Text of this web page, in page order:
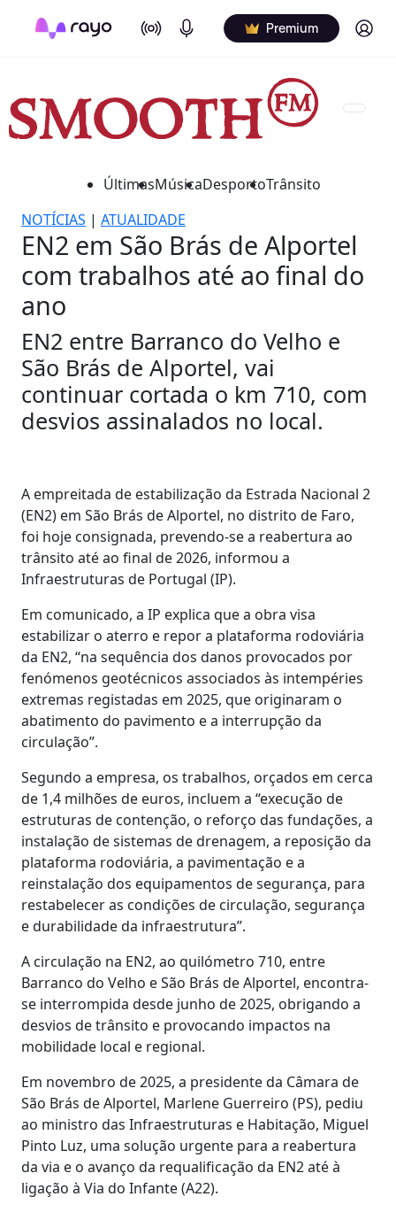
On Air Podcasts Premium Log in
ÚltimasMúsicaDesportoTrânsito
NOTÍCIAS | ATUALIDADE
EN2 em São Brás de Alportel
com trabalhos até ao final do
ano
EN2 entre Barranco do Velho e
São Brás de Alportel, vai
continuar cortada o km 710, com
desvios assinalados no local.
A empreitada de estabilização da Estrada Nacional 2
(EN2) em São Brás de Alportel, no distrito de Faro,
foi hoje consignada, prevendo-se a reabertura ao
trânsito até ao final de 2026, informou a
Infraestruturas de Portugal (IP).
Em comunicado, a IP explica que a obra visa
estabilizar o aterro e repor a plataforma rodoviária
da EN2, “na sequência dos danos provocados por
fenómenos geotécnicos associados às intempéries
extremas registadas em 2025, que originaram o
abatimento do pavimento e a interrupção da
circulação”.
Segundo a empresa, os trabalhos, orçados em cerca
de 1,4 milhões de euros, incluem a “execução de
estruturas de contenção, o reforço das fundações, a
instalação de sistemas de drenagem, a reposição da
plataforma rodoviária, a pavimentação e a
reinstalação dos equipamentos de segurança, para
restabelecer as condições de circulação, segurança
e durabilidade da infraestrutura”.
A circulação na EN2, ao quilómetro 710, entre
Barranco do Velho e São Brás de Alportel, encontra-
se interrompida desde junho de 2025, obrigando a
desvios de trânsito e provocando impactos na
mobilidade local e regional.
Em novembro de 2025, a presidente da Câmara de
São Brás de Alportel, Marlene Guerreiro (PS), pediu
ao ministro das Infraestruturas e Habitação, Miguel
Pinto Luz, uma solução urgente para a reabertura
da via e o avanço da requalificação da EN2 até à
ligação à Via do Infante (A22).